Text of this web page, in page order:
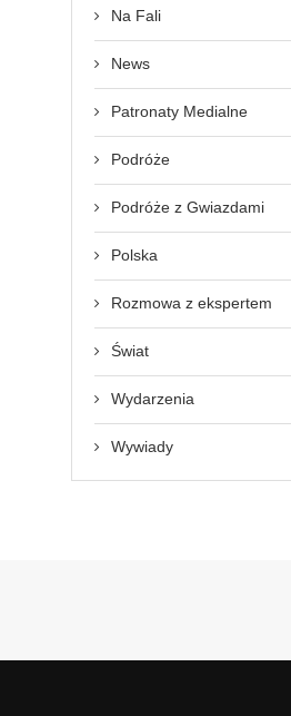
Na Fali
News
Patronaty Medialne
Podróże
Podróże z Gwiazdami
Polska
Rozmowa z ekspertem
Świat
Wydarzenia
Wywiady